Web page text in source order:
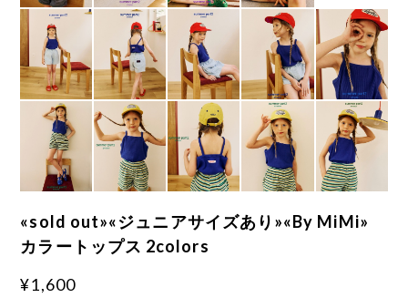
«sold out»«ジュニアサイズあり»«By MiMi»
カラートップス 2colors
¥1,600